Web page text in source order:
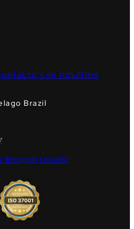
con nosotros
Brazil
Instagram Linkedin